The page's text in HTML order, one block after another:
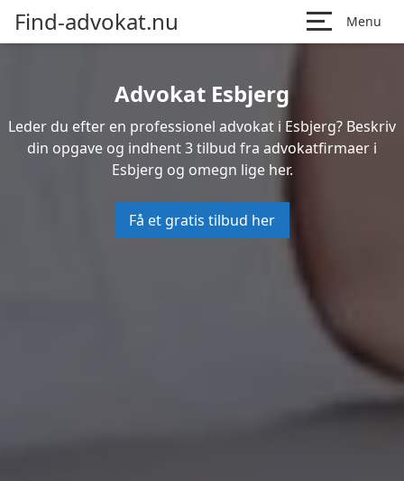
Find-advokat.nu Menu
Advokat Esbjerg
Leder du efter en professionel advokat i Esbjerg? Beskriv
din opgave og indhent 3 tilbud fra advokatfirmaer i
Esbjerg og omegn lige her.
Få et gratis tilbud her